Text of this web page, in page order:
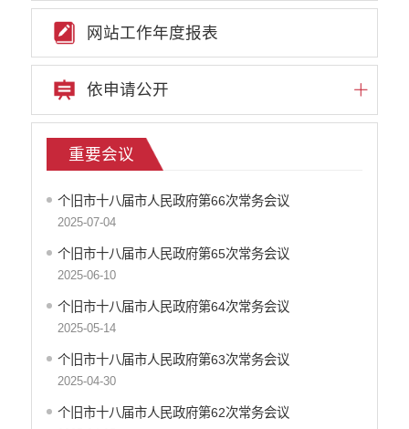
生态环境
义务教育
医疗卫生
社会救助
食品药品监管
公共文化服务
安全生产
司法信息
网站工作年度报表
依申请公开
重要会议
个旧市十八届市人民政府第66次常务会议
2025-07-04
个旧市十八届市人民政府第65次常务会议
2025-06-10
个旧市十八届市人民政府第64次常务会议
2025-05-14
个旧市十八届市人民政府第63次常务会议
2025-04-30
个旧市十八届市人民政府第62次常务会议